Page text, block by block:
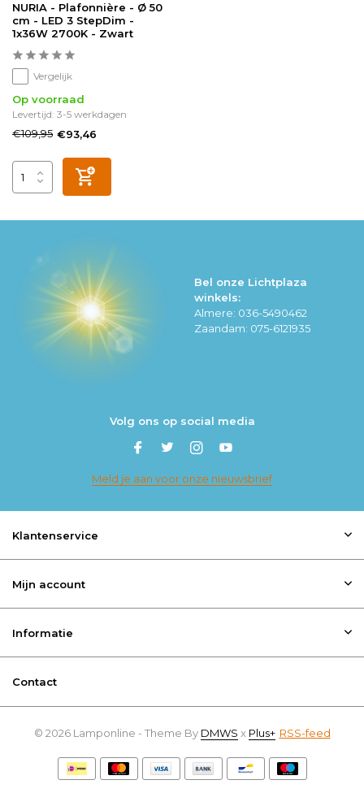
NURIA - Plafonnière - Ø 50
cm - LED 3 StepDim -
1x36W 2700K - Zwart
Vergelijk
Op voorraad
Levertijd: 3-5 werkdagen
€109,95 €93,46
Bel onze Lichtplaza
winkels:
Almere: 036-5490462
Zaandam: 075-6121935
Volg ons op social media
Meld je aan voor onze nieuwsbrief
Klantenservice
Mijn account
Informatie
Contact
© 2026 Lamponline - Theme By DMWS x Plus+ RSS-feed